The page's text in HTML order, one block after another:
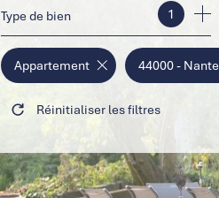
de
de
Type de bien 1
Appartement 44000 -
Réinitialiser les filtres